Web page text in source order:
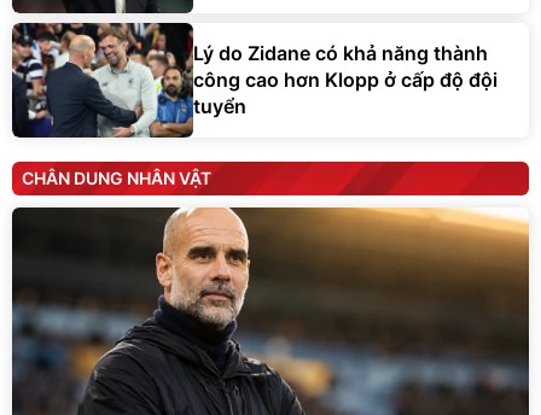
Lý do Zidane có khả năng thành
công cao hơn Klopp ở cấp độ đội
tuyển
CHÂN DUNG NHÂN VẬT